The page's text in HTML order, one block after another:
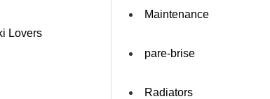
Lovers
Maintenance
pare-brise
Radiators